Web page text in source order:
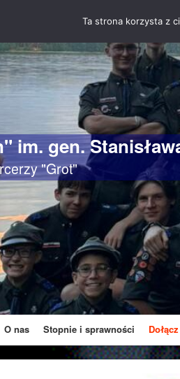
im. gen.
"Grot"
O nas Stopnie i sprawności
Ta strona korzysta z